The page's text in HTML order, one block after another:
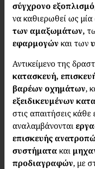
σύγχρονο εξοπλισμό
να καθιερωθεί ως μία
των αμαξωμάτων,
εφαρμογών και των
Αντικείμενο της
κατασκευή,
βαρέων οχημάτων,
εξειδικευμένων
στις απαιτήσεις
αναλαμβάνονται
επισκευής
συστήματακαι
προδιαγραφών, με